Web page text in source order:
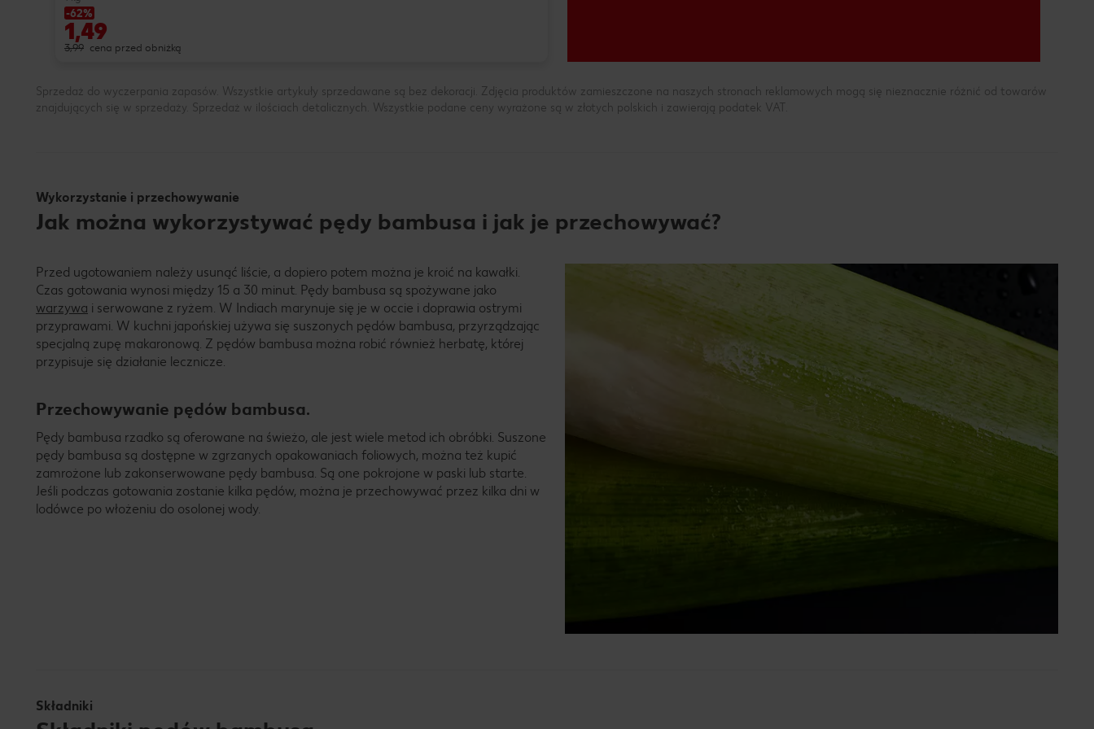
-62%
1,49
3,99 cena przed obniżką
Sprzedaż do wyczerpania zapasów. Wszystkie artykuły sprzedawane są bez dekoracji. Zdjęcia produktów zamieszczone na naszych stronach reklamowych mogą się nieznacznie różnić od towarów
znajdujących się w sprzedaży. Sprzedaż w ilościach detalicznych. Wszystkie podane ceny wyrażone są w złotych polskich i zawierają podatek VAT.
Wykorzystanie i przechowywanie
Jak można wykorzystywać pędy bambusa i jak je przechowywać?
Przed ugotowaniem należy usunąć liście, a dopiero potem można je kroić na kawałki.
Czas gotowania wynosi między 15 a 30 minut. Pędy bambusa są spożywane jako
warzywa i serwowane z ryżem. W Indiach marynuje się je w occie i doprawia ostrymi
przyprawami. W kuchni japońskiej używa się suszonych pędów bambusa, przyrządzając
specjalną zupę makaronową. Z pędów bambusa można robić również herbatę, której
przypisuje się działanie lecznicze.
Przechowywanie pędów bambusa.
Pędy bambusa rzadko są oferowane na świeżo, ale jest wiele metod ich obróbki. Suszone
pędy bambusa są dostępne w zgrzanych opakowaniach foliowych, można też kupić
zamrożone lub zakonserwowane pędy bambusa. Są one pokrojone w paski lub starte.
Jeśli podczas gotowania zostanie kilka pędów, można je przechowywać przez kilka dni w
lodówce po włożeniu do osolonej wody.
Składniki